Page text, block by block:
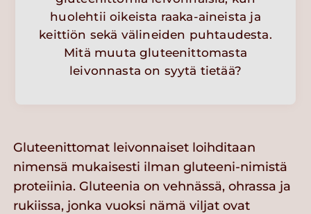
huolehtii oikeista raaka-aineista ja
keittiön sekä välineiden puhtaudesta.
Mitä muuta gluteenittomasta
leivonnasta on syytä tietää?
Gluteenittomat leivonnaiset loihditaan
nimensä mukaisesti ilman gluteeni-nimistä
proteiinia. Gluteenia on vehnässä, ohrassa ja
rukiissa, jonka vuoksi nämä viljat ovat